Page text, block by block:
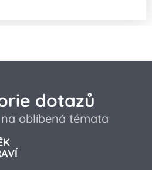
dotazů
oblíbená témata